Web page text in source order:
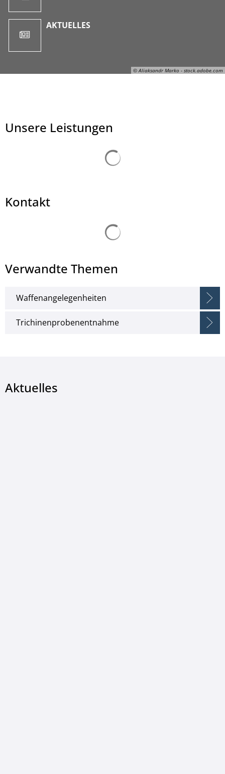
© Aliaksandr Marko - stock.adobe.com
AKTUELLES
Unsere Leistungen
Kontakt
Verwandte Themen
Waffenangelegenheiten
Trichinenprobenentnahme
Aktuelles